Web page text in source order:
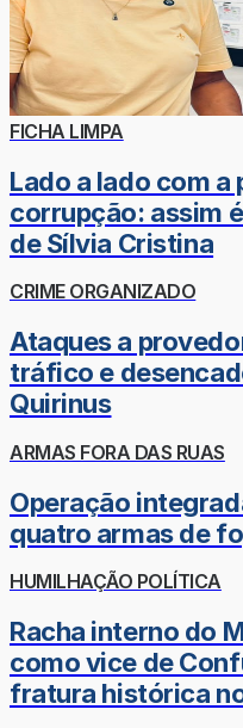
FICHA LIMPA
Lado a lado com a
corrupção: assim
de Sílvia Cristina
CRIME ORGANIZADO
Ataques a
tráfico e
Quirinus
ARMAS FORA DAS RUAS
Operação
quatro armas de
HUMILHAÇÃO POLÍTICA
Racha interno do
como vice de
fratura histórica